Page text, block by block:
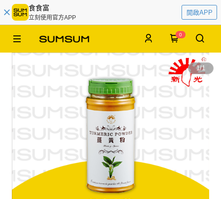
食食富
立刻使用官方APP
開啟APP
0
1/1